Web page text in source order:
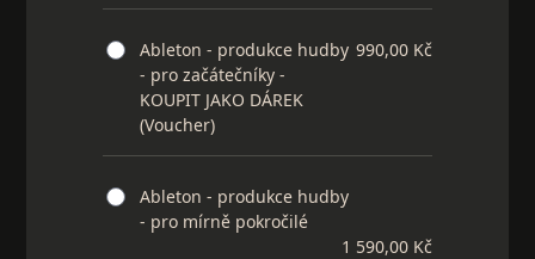
Ableton - produkce hudby
- pro začátečníky -
KOUPIT JAKO DÁREK
(Voucher)
990,00 Kč
Ableton - produkce hudby
- pro mírně pokročilé
1 590,00 Kč